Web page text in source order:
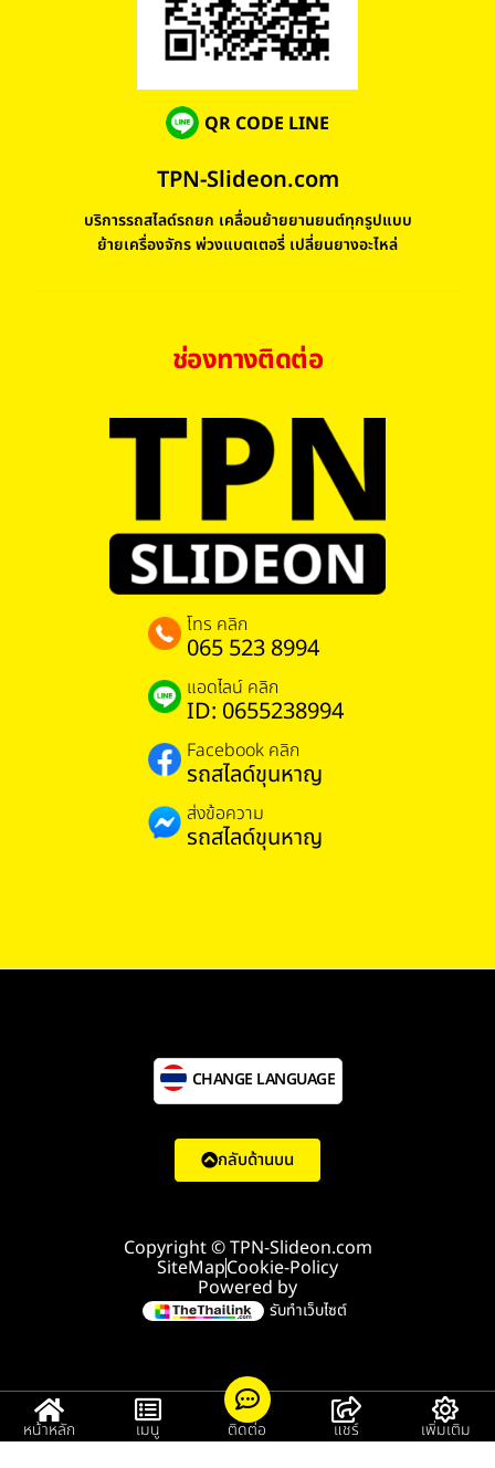
QR CODE LINE
TPN-Slideon.com
บริการรถสไลด์รถยก เคลื่อนย้ายยานยนต์ทุกรูปแบบ
ย้ายเครื่องจักร พ่วงแบตเตอรี่ เปลี่ยนยางอะไหล่
ช่องทางติดต่อ
โทร คลิก
065 523 8994
แอดไลน์ คลิก
ID: 0655238994
Facebook คลิก
รถสไลด์ขุนหาญ
ส่งข้อความ
รถสไลด์ขุนหาญ
Copyright © TPN-Slideon.com
SiteMapCookie-Policy
Powered by
รับทำเว็บไซต์
CHANGE LANGUAGE
กลับด้านบน
หน้าหลัก เมนู ติดต่อ แชร์ เพิ่มเติม